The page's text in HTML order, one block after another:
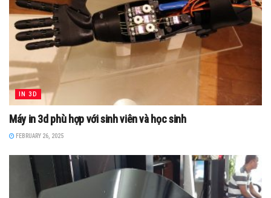
IN 3D
Máy in 3d phù hợp với sinh viên và học sinh
FEBRUARY 26, 2025